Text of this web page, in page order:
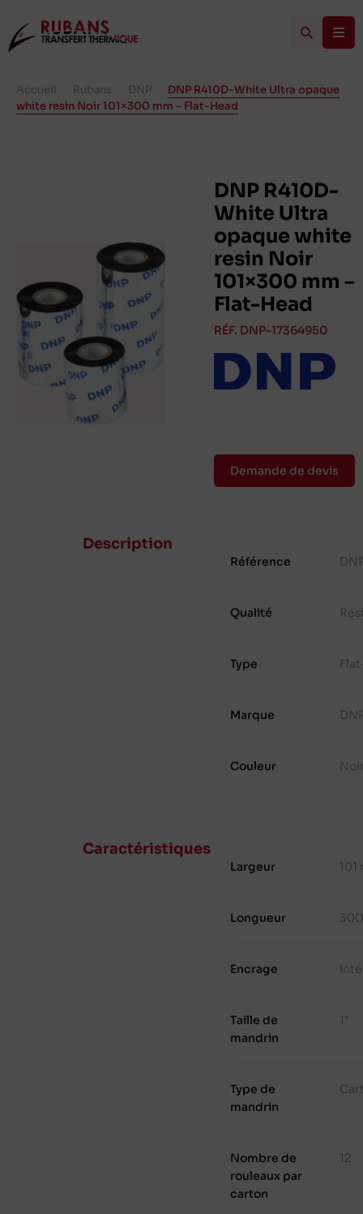
Accueil Rubans DNP
DNP R410D-White Ultra opaque
white resin Noir 101×300 mm – Flat-Head
DNP R410D-
White Ultra
opaque white
resin Noir
101×300 mm –
Flat-Head
RÉF. DNP-17364950
Demande de devis
Description
Référence
Qualité
Type
Marque
Couleur
Caractéristiques
Largeur 101
Longueur
Encrage
Taille de
mandrin
1"
Type de
mandrin
Nombre de
rouleaux par
carton
12